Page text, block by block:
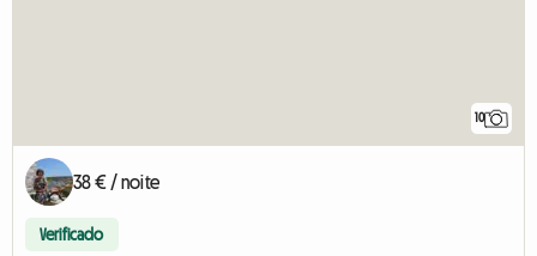
10
38 € / noite
Verificado